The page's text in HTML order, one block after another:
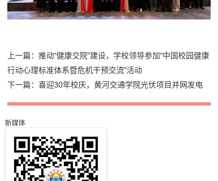
上一篇： 推动“健康交院”建设，学校领导参加“中国校园健康
行动心理标准体系暨危机干预交流”活动
下一篇： 喜迎30年校庆，黄河交通学院光伏项目并网发电
新媒体